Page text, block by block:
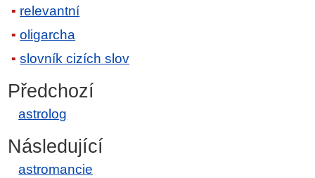
relevantní
oligarcha
slovník cizích slov
Předchozí
astrolog
Následující
astromancie